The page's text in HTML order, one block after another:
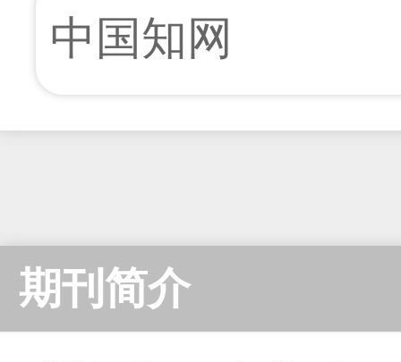
中国知网
期刊简介